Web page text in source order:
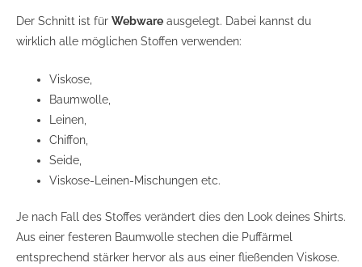
Der Schnitt ist für Webware ausgelegt. Dabei kannst du
wirklich alle möglichen Stoffen verwenden:
Viskose,
Baumwolle,
Leinen,
Chiffon,
Seide,
Viskose-Leinen-Mischungen etc.
Je nach Fall des Stoffes verändert dies den Look deines Shirts.
Aus einer festeren Baumwolle stechen die Puffärmel
entsprechend stärker hervor als aus einer fließenden Viskose.